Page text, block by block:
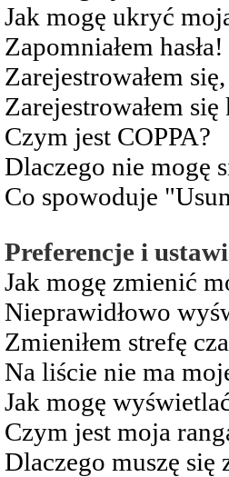
Jak mogę ukryć
Zapomniałem hasła!
Zarejestrowałem
Zarejestrowałem
Czym jest COPPA?
Dlaczego nie mogę
Co spowoduje
Preferencje i
Jak mogę zmienić
Nieprawidłowo
Zmieniłem strefę
Na liście nie ma
Jak mogę
Czym jest moja
Dlaczego muszę